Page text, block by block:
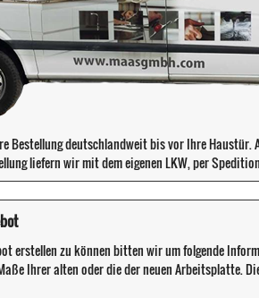
Bestellung deutschlandweit bis vor Ihre Haustür.
liefern wir mit dem eigenen LKW, per
erstellen zu können bitten wir um folgende
Ihrer alten oder die der neuen Arbeitsplatte.